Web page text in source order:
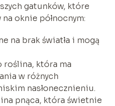
gatunków, które
oknie północnym:
na brak światła i mogą
roślina, która ma
w różnych
nasłonecznieniu.
pnąca, która świetnie